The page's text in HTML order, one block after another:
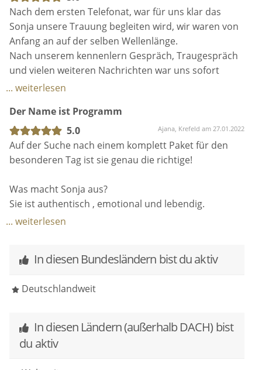
bist! 100% Weiterempfehlung!
Marius&Karolina Krausel
einfach perfekt zu uns und unserer Hochzeit.
Sie hat sich sehr intensiv mit uns und unserer
Kennenlerngeschichte auseinandergesetzt und eine
wundervolle, sehr persönliche Rede verfasst.
In unserem ersten Gespräch, sagte sie uns, dass sie
mit ihrer Rede den Eindruck vermitteln möchte, als
wir sagen? Genau dieses Feedback haben wir auch
von unseren Gästen bekommen, die durchweg total
begeistert von Sonja waren. 💖
Sonja unseren großen Tag so unvergesslich gemacht
hast. Es war wirklich perfekt. 🫶🏼
Nach dem ersten Telefonat, war für uns klar das
Sonja unsere Trauung begleiten wird, wir waren von
Anfang an auf der selben Wellenlänge.
Nach unserem kennenlern Gespräch, Traugespräch
und vielen weiteren Nachrichten war uns sofort
bewusst, das wir eine perfekte Wahl getroffen haben.
nicht nur wir waren davon angetan, sondern wir
bekamen auch viel gutes Feedback unserer Gäste
was und natürlich ebenfalls sehr berührt hat und wir
somit wussten alles richtig gemacht zu haben.
... weiterlesen
Der Name ist Programm
5.0
Ajana, Krefeld am 27.01.2022
Auf der Suche nach einem komplett Paket für den
besonderen Tag ist sie genau die richtige!
Was macht Sonja aus?
Sie ist authentisch , emotional und lebendig.
Mit viel Kreativität dabei um den einen Moment
... weiterlesen
In diesen Bundesländern bist du aktiv
Deutschlandweit
In diesen Ländern (außerhalb DACH) bist
du aktiv